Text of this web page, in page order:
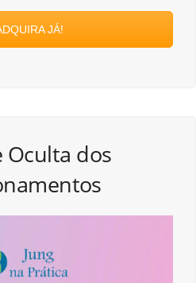
JÁ!
Oculta dos